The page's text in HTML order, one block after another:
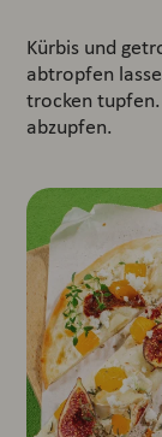
Kürbis und
abtropfen
trocken
abzupfen.